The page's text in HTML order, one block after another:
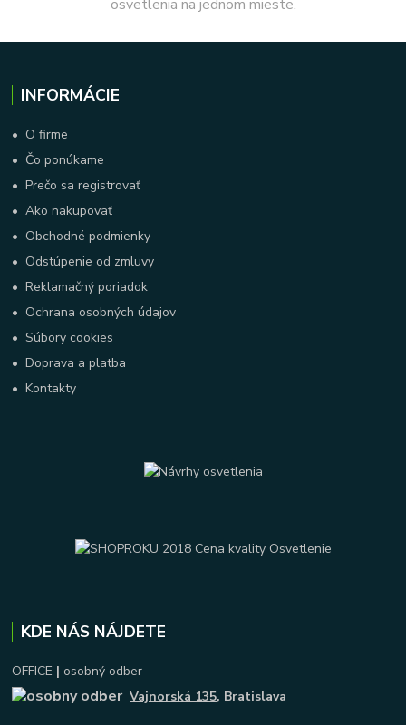
osvetlenia na jednom mieste.
INFORMÁCIE
• O firme
• Čo ponúkame
•Prečo sa registrovať
•Ako nakupovať
• Obchodné podmienky
• Odstúpenie od zmluvy
•Reklamačný poriadok
• Ochrana osobných údajov
•Súbory cookies
•Doprava a platba
•Kontakty
KDE NÁS NÁJDETE
OFFICE | osobný odber
Vajnorská 135, Bratislava